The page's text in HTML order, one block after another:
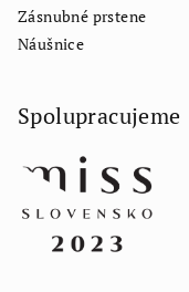
Zásnubné prstene
Náušnice
Spolupracujeme